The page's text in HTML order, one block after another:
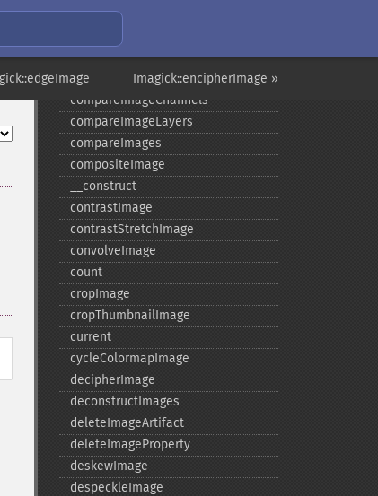
Imagick::encipherImage »
colorizeImage
combineImages
commentImage
compareImageChannels
compareImageLayers
compareImages
compositeImage
_​_​construct
contrastImage
contrastStretchImage
convolveImage
count
cropImage
cropThumbnailImage
current
cycleColormapImage
decipherImage
deconstructImages
deleteImageArtifact
deleteImageProperty
deskewImage
despeckleImage